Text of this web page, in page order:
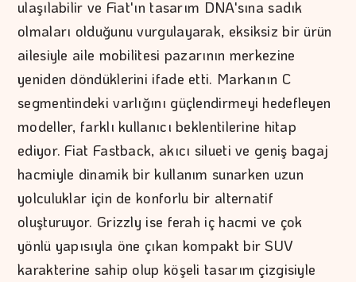
ulaşılabilir ve Fiat'ın tasarım DNA'sına sadık
olmaları olduğunu vurgulayarak, eksiksiz bir ürün
ailesiyle aile mobilitesi pazarının merkezine
yeniden döndüklerini ifade etti. Markanın C
segmentindeki varlığını güçlendirmeyi hedefleyen
modeller, farklı kullanıcı beklentilerine hitap
ediyor. Fiat Fastback, akıcı silueti ve geniş bagaj
hacmiyle dinamik bir kullanım sunarken uzun
yolculuklar için de konforlu bir alternatif
oluşturuyor. Grizzly ise ferah iç hacmi ve çok
yönlü yapısıyla öne çıkan kompakt bir SUV
karakterine sahip olup köşeli tasarım çizgisiyle